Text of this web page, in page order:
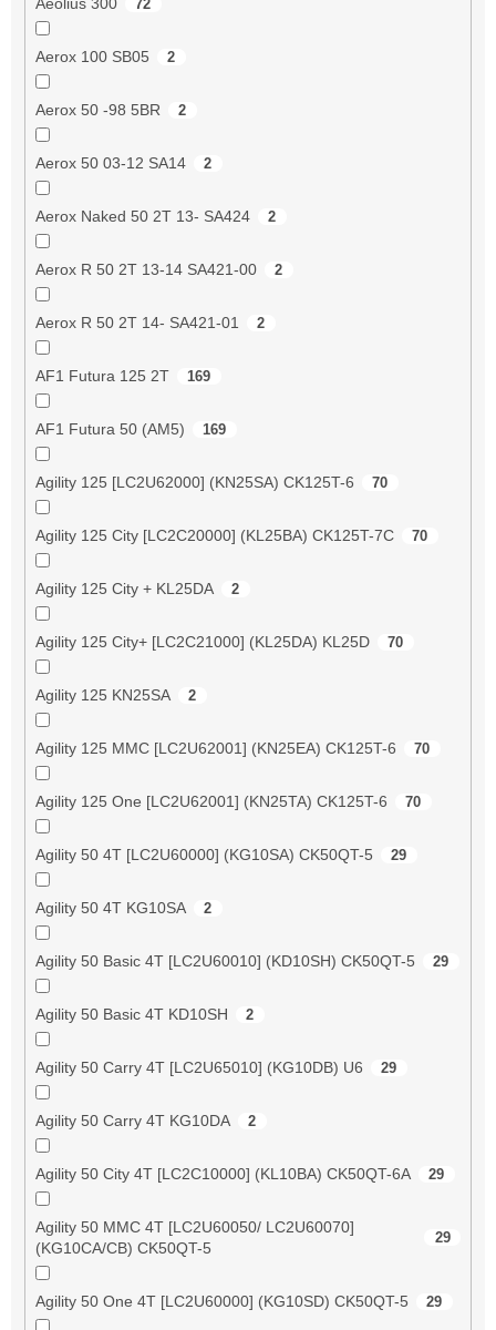
72
Aerox 100 SB05 2
Aerox 50 -98 5BR 2
Aerox 50 03-12 SA14 2
Aerox Naked 50 2T 13- SA424 2
Aerox R 50 2T 13-14 SA421-00 2
Aerox R 50 2T 14- SA421-01 2
AF1 Futura 125 2T 169
AF1 Futura 50 (AM5) 169
Agility 125 [LC2U62000] (KN25SA) CK125T-6 70
Agility 125 City [LC2C20000] (KL25BA) CK125T-7C 70
Agility 125 City + KL25DA 2
Agility 125 City+ [LC2C21000] (KL25DA) KL25D 70
Agility 125 KN25SA 2
Agility 125 MMC [LC2U62001] (KN25EA) CK125T-6 70
Agility 125 One [LC2U62001] (KN25TA) CK125T-6 70
Agility 50 4T [LC2U60000] (KG10SA) CK50QT-5 29
Agility 50 4T KG10SA 2
Agility 50 Basic 4T [LC2U60010] (KD10SH) CK50QT-5 29
Agility 50 Basic 4T KD10SH 2
Agility 50 Carry 4T [LC2U65010] (KG10DB) U6 29
Agility 50 Carry 4T KG10DA 2
Agility 50 City 4T [LC2C10000] (KL10BA) CK50QT-6A 29
Agility 50 MMC 4T [LC2U60050/ LC2U60070]
(KG10CA/CB) CK50QT-5
29
Agility 50 One 4T [LC2U60000] (KG10SD) CK50QT-5 29